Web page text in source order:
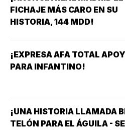
FICHAJE MÁS CARO EN SU
HISTORIA, 144 MDD!
¡EXPRESA AFA TOTAL
PARA INFANTINO!
¡UNA HISTORIA LLAMADA
TELÓN PARA EL ÁGUILA -